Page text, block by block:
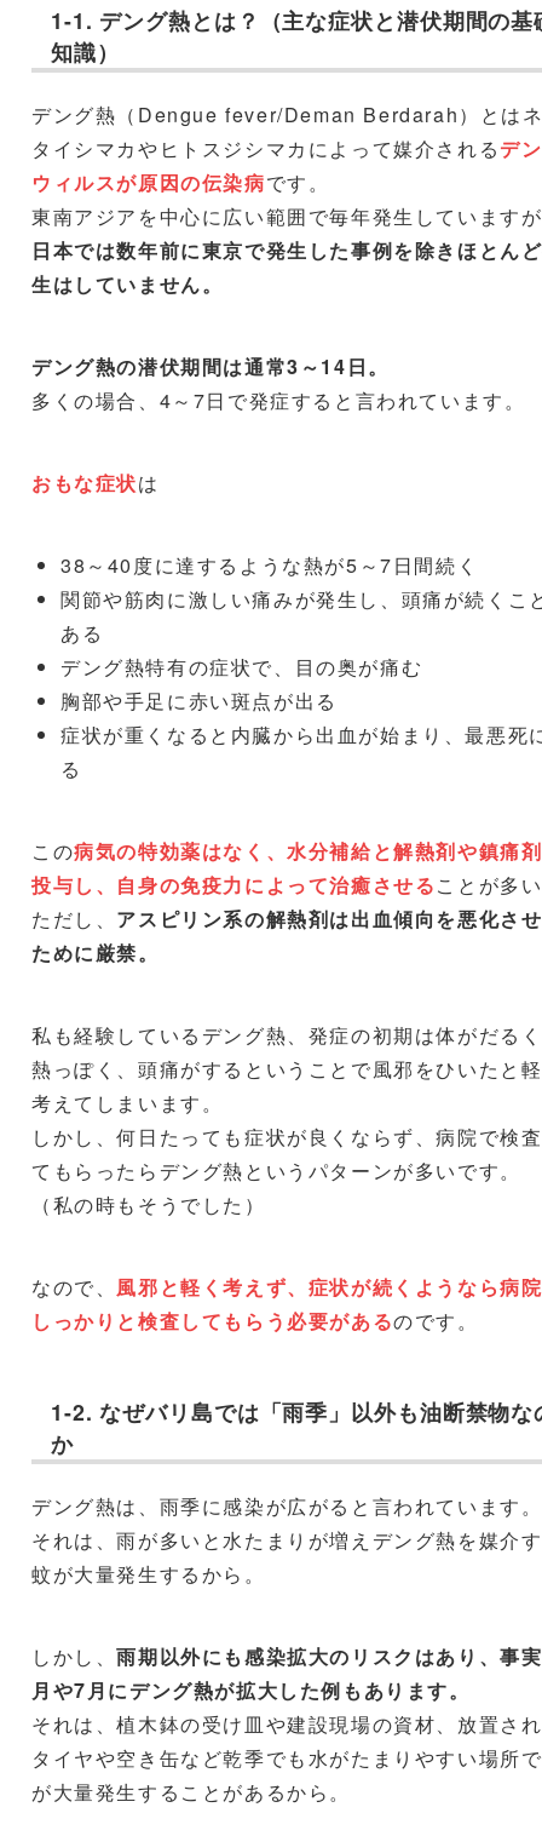
1-1. デング熱とは？（主な症状と潜伏期間の基
知識）
デング熱（Dengue fever/Deman Berdarah）とは
タイシマカやヒトスジシマカによって媒介されるデ
ウィルスが原因の伝染病です。
東南アジアを中心に広い範囲で毎年発生しています
日本では数年前に東京で発生した事例を除きほとん
生はしていません。
デング熱の潜伏期間は通常3～14日。
多くの場合、4～7日で発症すると言われています。
おもな症状は
38～40度に達するような熱が5～7日間続く
関節や筋肉に激しい痛みが発生し、頭痛が続くこ
ある
デング熱特有の症状で、目の奥が痛む
胸部や手足に赤い斑点が出る
症状が重くなると内臓から出血が始まり、最悪死
る
この病気の特効薬はなく、水分補給と解熱剤や鎮痛
投与し、自身の免疫力によって治癒させることが多
ただし、 アスピリン系の解熱剤は出血傾向を悪化さ
ために厳禁。
私も経験しているデング熱、発症の初期は体がだる
熱っぽく、頭痛がするということで風邪をひいたと
考えてしまいます。
しかし、何日たっても症状が良くならず、病院で検
てもらったらデング熱というパターンが多いです。
（私の時もそうでした）
なので、 風邪と軽く考えず、症状が続くようなら病
しっかりと検査してもらう必要があるのです。
1-2. なぜバリ島では「雨季」以外も油断禁物な
か
デング熱は、雨季に感染が広がると言われています。
それは、雨が多いと水たまりが増えデング熱を媒介
蚊が大量発生するから。
しかし、雨期以外にも感染拡大のリスクはあり、事
月や7月にデング熱が拡大した例もあります。
それは、植木鉢の受け皿や建設現場の資材、放置さ
タイヤや空き缶など乾季でも水がたまりやすい場所
が大量発生することがあるから。